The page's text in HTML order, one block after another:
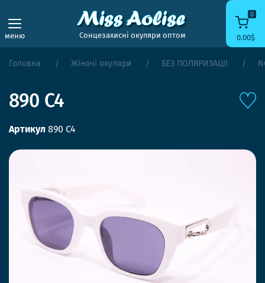
меню Сонцезахисні окуляри оптом
0
0.00$
Головна Жіночі окуляри БЕЗ ПОЛЯРИЗАЦІЇ
890 C4
Артикул 890 C4